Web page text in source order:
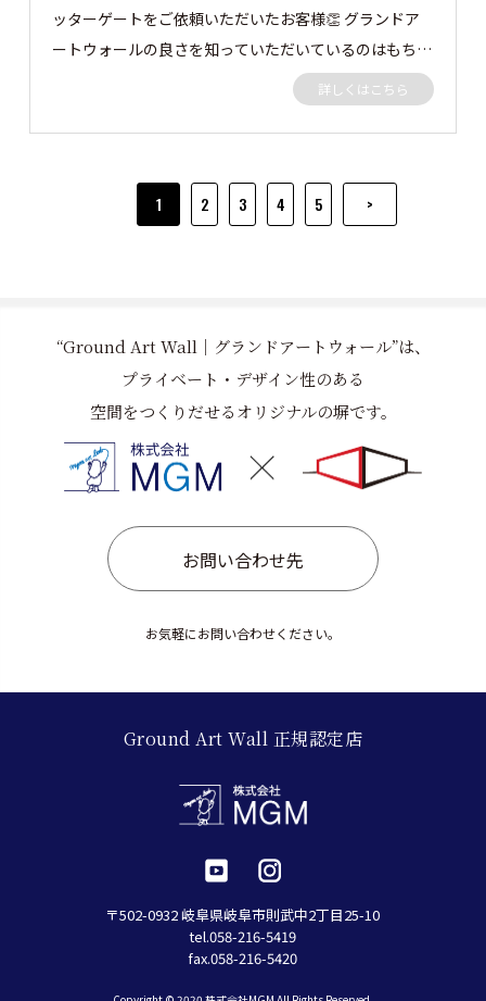
ッターゲートをご依頼いただいたお客様👏 グランドア
ートウォールの良さを知っていただいているのはもちろ
んですが、 鯉の水槽にナイアガラの滝付きの水槽にバ
ージョンアップのご依頼 かなりむつかしかったですが
無事完成しました✨ ナイアガラの裏側のポンプも隠すた
施工させていただきました。 グランドアートウォール
ナイアガラの仕上げ ガウカラーG1000 グランドアー
詳しくはこちら
1 2 3 4 5 >
“Ground Art Wall｜グランドアートウォール”は、
プライベート・デザイン性のある
空間をつくりだせるオリジナルの塀です。
お問い合わせ先
お気軽にお問い合わせください。
Ground Art Wall 正規認定店
〒502-0932 岐阜県岐阜市則武中2丁目25-10
tel.058-216-5419
fax.058-216-5420